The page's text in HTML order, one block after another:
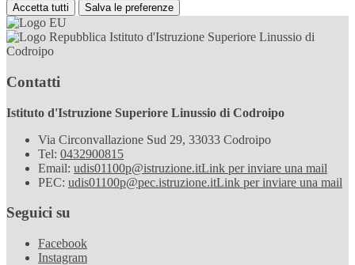
Accetta tutti Salva le preferenze
Istituto d'Istruzione Superiore Linussio di
Codroipo
Contatti
Istituto d'Istruzione Superiore Linussio di Codroipo
Via Circonvallazione Sud 29, 33033 Codroipo
Tel: 0432900815
Email: udis01100p@istruzione.itLink per inviare una mail
PEC: udis01100p@pec.istruzione.itLink per inviare una mail
Seguici su
Facebook
Instagram